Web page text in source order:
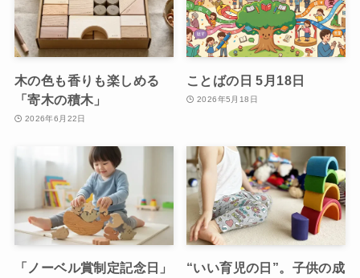
木の色も香りも楽しめる
「寄木の積木」
2026年6月22日
ことばの日 5月18日
2026年5月18日
「ノーベル賞制定記念日」
“いい育児の日”。子供の成